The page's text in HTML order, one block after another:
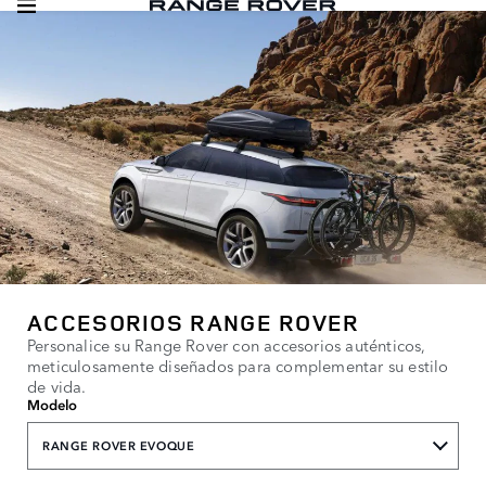
ACCESORIOS RANGE ROVER
Personalice su Range Rover con accesorios auténticos,
meticulosamente diseñados para complementar su estilo
de vida.
Modelo
RANGE ROVER EVOQUE